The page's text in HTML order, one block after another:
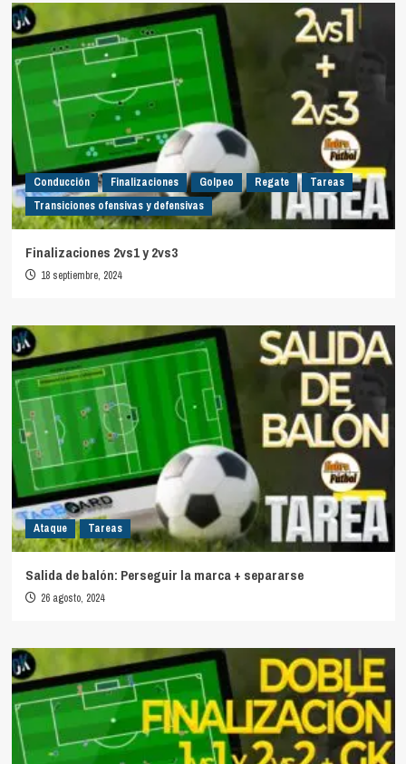
Conducción Finalizaciones Golpeo Regate
Tareas
Transiciones ofensivas y defensivas
Finalizaciones 2vs1 y 2vs3
18 septiembre, 2024
Ataque Tareas
Salida de balón: Perseguir la marca + separarse
26 agosto, 2024